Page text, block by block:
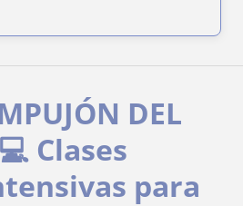
DEL
Clases
para